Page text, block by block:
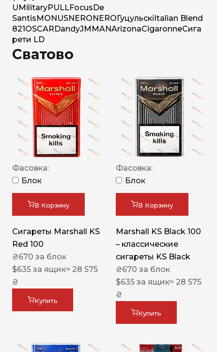
U MilitaryPULLFocus De
Santis MONUSNERO NERO Гуцульскі Italian Blend
821 OSCAR DandyJM MANArizonaCigaronneСига
рети LD
Сватово
Фасовка:
Блок
В Корзину
Сигареты Marshall KS
Red 100
₴670 за блок
$635 за ящик≈ 28 575
₴
Купить
Фасовка:
Блок
В Корзину
Marshall KS Black 100
– классические
сигареты KS Black
₴670 за блок
$635 за ящик≈ 28 575
₴
Купить